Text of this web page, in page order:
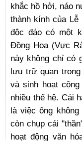
khắc hồ hởi, náo
thành kính của
độc đáo có một
Đồng Hoa (Vực
này không chỉ có
lưu trữ quan
và sinh hoạt
nhiều thế hệ. Cái
là việc ông
còn chụp cái
hoạt động văn